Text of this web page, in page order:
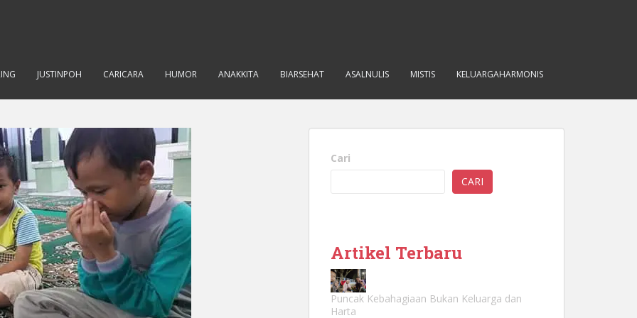
JUSTINPOH CARICARA HUMOR ANAKKITA BIARSEHAT ASALNULIS MISTIS KELUARGAHARMONIS
Cari
CARI
Artikel Terbaru
Puncak Kebahagiaan Bukan Keluarga dan
Harta